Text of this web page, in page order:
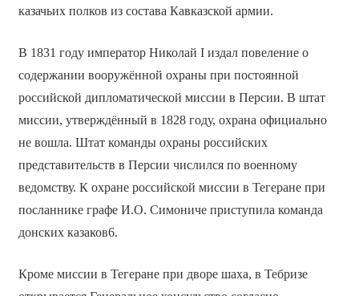
казачьих полков из состава Кавказской армии.
В 1831 году император Николай I издал повеление о
содержании вооружённой охраны при постоянной
российской дипломатической миссии в Персии. В штат
миссии, утверждённый в 1828 году, охрана официально
не вошла. Штат команды охраны российских
представительств в Персии числился по военному
ведомству. К охране российской миссии в Тегеране при
посланнике графе И.О. Симониче приступила команда
донских казаков6.
Кроме миссии в Тегеране при дворе шаха, в Тебризе